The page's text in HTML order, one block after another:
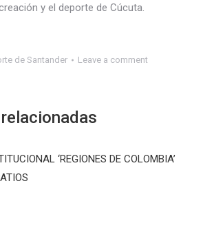
y el deporte de Cúcuta.
de Santander Leave a comment
‘REGIONES DE COLOMBIA’